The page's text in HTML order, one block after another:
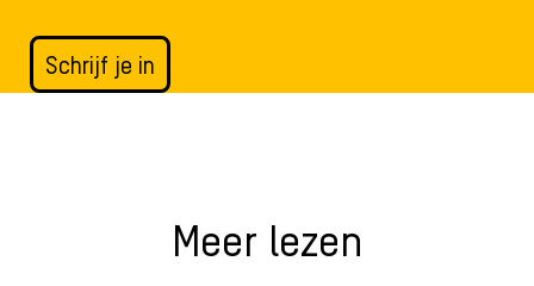
Schrijf je in
Meer lezen